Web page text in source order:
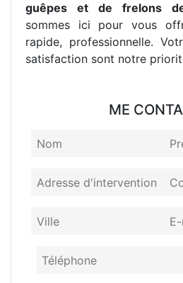
guêpes et de frelons
sommes ici pour vous
rapide, professionnelle.
satisfaction sont notre
ME